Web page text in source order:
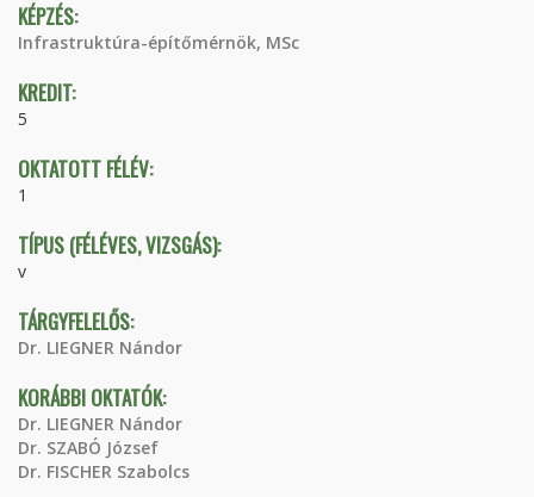
KÉPZÉS:
Infrastruktúra-építőmérnök, MSc
KREDIT:
5
OKTATOTT FÉLÉV:
1
TÍPUS (FÉLÉVES, VIZSGÁS):
v
TÁRGYFELELŐS:
Dr. LIEGNER Nándor
KORÁBBI OKTATÓK:
Dr. LIEGNER Nándor
Dr. SZABÓ József
Dr. FISCHER Szabolcs